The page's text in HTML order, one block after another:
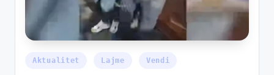
Aktualitet Lajme Vendi